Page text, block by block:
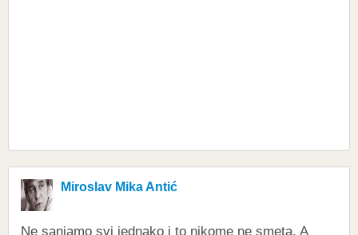
Miroslav Mika Antić
Ne sanjamo svi jednako i to nikome ne smeta. A